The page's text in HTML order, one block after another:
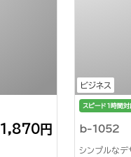
1,870円
ビジネス
スピード1時間対
b-1052
シンプルなデ